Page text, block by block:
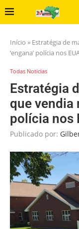
Início » Estratégia de
‘engana’ polícia nos
Todas Noticias
Estratégia
que vendia
polícia nos
Publicado por: